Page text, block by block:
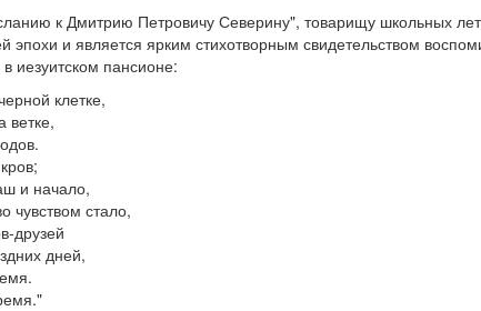
к Дмитрию Петровичу Северину", товарищу школьных
и является ярким стихотворным свидетельством
иезуитском пансионе:
клетке,
ветке,
и начало,
чувством стало,
друзей
дней,